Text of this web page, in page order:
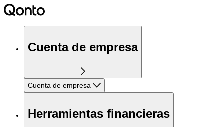
Cuenta de empresa
Cuenta de empresa
Herramientas financieras